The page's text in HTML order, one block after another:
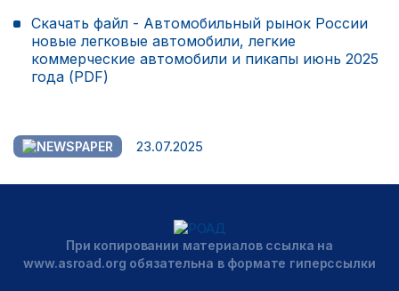
Скачать файл - Автомобильный рынок России
новые легковые автомобили, легкие
коммерческие автомобили и пикапы июнь 2025
года (PDF)
23.07.2025
При копировании материалов ссылка на
www.asroad.org обязательна в формате гиперссылки